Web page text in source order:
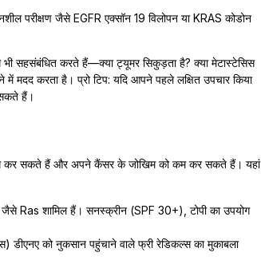
परीक्षण जैसे EGFR एक्सॉन 19 विलोपन या KRAS कोडोन
सहसंबंधित करते हैं—क्या ट्यूमर सिकुड़ता है? क्या मेटास्टेसिस
में मदद करता है। प्रो टिप: यदि आपने पहले लक्षित उपचार किया
हैं।
कर सकते हैं और अपने कैंसर के जोखिम को कम कर सकते हैं। यहां
जैसे Ras शामिल हैं। सनस्क्रीन (SPF 30+), टोपी का उपयोग
डीएनए को नुकसान पहुंचाने वाले फ्री रेडिकल्स का मुकाबला